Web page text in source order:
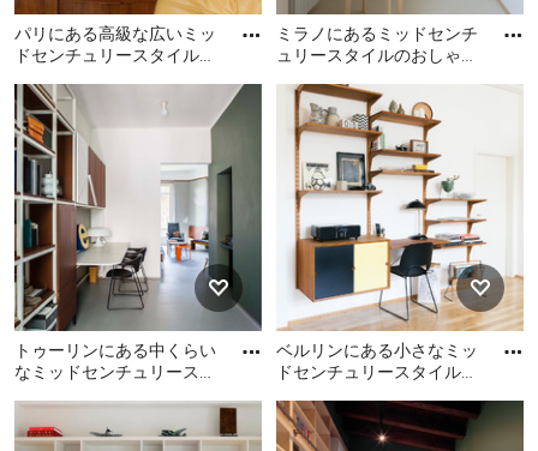
パリにある高級な広いミッ
ドセンチュリースタイルの
ス・書斎 (ライブラリー、
緑の
パリにある高級な広いミッ
ドセンチュリースタイルの
おしゃれなホームオフィ
ス・書斎 (ライブラリー、緑
の壁、淡色無垢フローリン
グ、自立型机) の写真
ミラノにあるミッドセンチ
ュリースタイルのおしゃれ
写真
ミラノにあるミッドセンチ
ュリースタイルのおしゃれ
なホームオフィス・書斎の
写真
トゥーリンにある中くらい
なミッドセンチュリースタ
ーの
トゥーリンにある中くらい
なミッドセンチュリースタ
ベルリンにある小さなミッ
ドセンチュリースタイルの
無垢フローリング、造り付
け
ベルリンにある小さなミッ
ドセンチュリースタイルの